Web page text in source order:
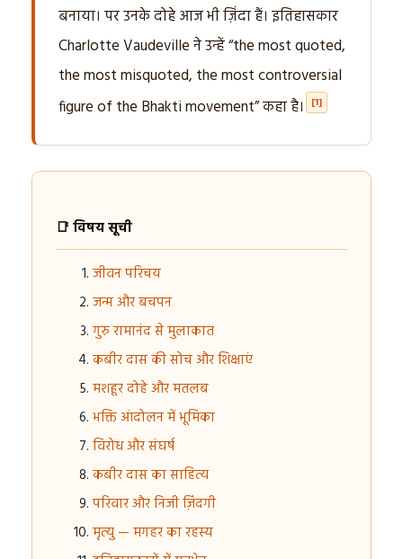
बनाया। पर उनके दोहे आज भी ज़िंदा हैं। इतिहासकार
Charlotte Vaudeville ने उन्हें “the most quoted,
the most misquoted, the most controversial
figure of the Bhakti movement” कहा है।
[1]
📑 विषय सूची
जीवन परिचय
जन्म और बचपन
गुरु रामानंद से मुलाकात
कबीर दास की सोच और शिक्षाएं
मशहूर दोहे और मतलब
भक्ति आंदोलन में भूमिका
विरोध और संघर्ष
कबीर दास का साहित्य
परिवार और निजी ज़िंदगी
मृत्यु — मगहर का रहस्य